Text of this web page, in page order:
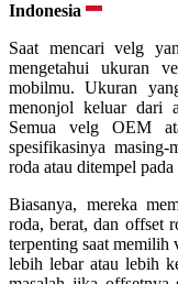
Indonesia
Saat mencari velg
mengetahui ukuran
mobilmu. Ukuran
menonjol keluar dari
Semua velg OEM
spesifikasinya
roda atau ditempel
Biasanya, mereka
roda, berat, dan offset
terpenting saat memilih
lebih lebar atau lebih